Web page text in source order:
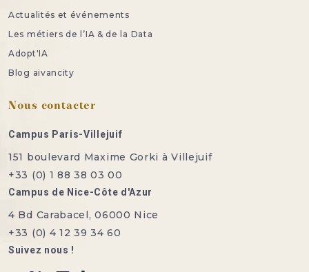
Actualités et événements
Les métiers de l’IA & de la Data
Adopt'IA
Blog aivancity
Nous contacter
Campus Paris-Villejuif
151 boulevard Maxime Gorki à Villejuif
+33 (0) 1 88 38 03 00
Campus de Nice-Côte d'Azur
4 Bd Carabacel, 06000 Nice
+33 (0) 4 12 39 34 60
Suivez nous !